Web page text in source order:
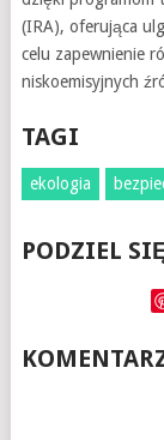
(IRA), oferująca
celu zapewnienie
niskoemisyjnych
TAGI
ekologia
PODZIEL